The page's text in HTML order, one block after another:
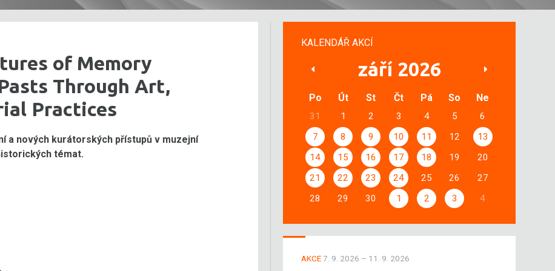
of Memory
Through Art,
Practices
a nových kurátorských přístupů v muzejní
témat.
KALENDÁŘ AKCÍ
září 2026
Po Út St Čt Pá So Ne
31 1 2 3 4 5
6
7
8 9 10 11 12
13
14
15 16 17 18 19
20
21
22 23 24 25 26
27
28
29 30 1 2 3 4
AKCE7. 9. 2026 – 11. 9. 2026